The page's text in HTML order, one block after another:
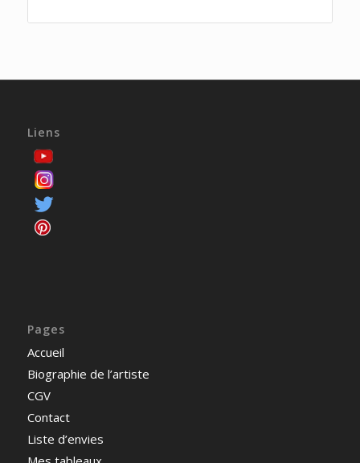
Liens
Pages
Accueil
Biographie de l’artiste
CGV
Contact
Liste d’envies